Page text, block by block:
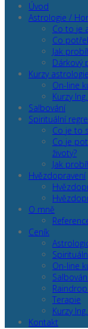
Úvod
Astrologie /
Co to je
Co
Jak
Dárkový
Kurzy astrologie
On-line
Kurzy
Salbování
Spirituální
Co je to
Co je
životy?
Jak
Hvězdopravení
O mně
Ceník
On-line
Terapie
Kurzy
Kontakt